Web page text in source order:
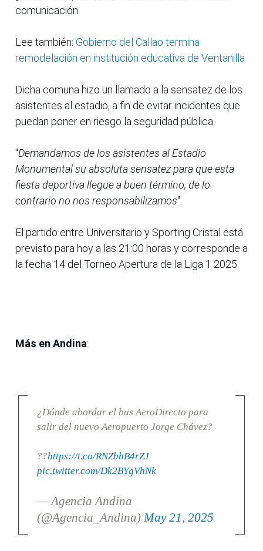
comunicación.
Lee también: Gobierno del Callao termina
remodelación en institución educativa de Ventanilla
Dicha comuna hizo un llamado a la sensatez de los
asistentes al estadio, a fin de evitar incidentes que
puedan poner en riesgo la seguridad pública.
"Demandamos de los asistentes al Estadio
Monumental su absoluta sensatez para que esta
fiesta deportiva llegue a buen término, de lo
contrario no nos responsabilizamos".
El partido entre Universitario y Sporting Cristal está
previsto para hoy a las 21:00 horas y corresponde a
la fecha 14 del Torneo Apertura de la Liga 1 2025.
Más en Andina:
¿Dónde abordar el bus AeroDirecto para
salir del nuevo Aeropuerto Jorge Chávez?
??https://t.co/RNZbhB4rZJ
pic.twitter.com/Dk2BYgVhNk
— Agencia Andina
(@Agencia_Andina) May 21, 2025